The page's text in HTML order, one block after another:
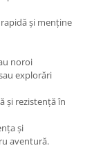
și menține
noroi
explorări
și rezistență în
și
aventură.